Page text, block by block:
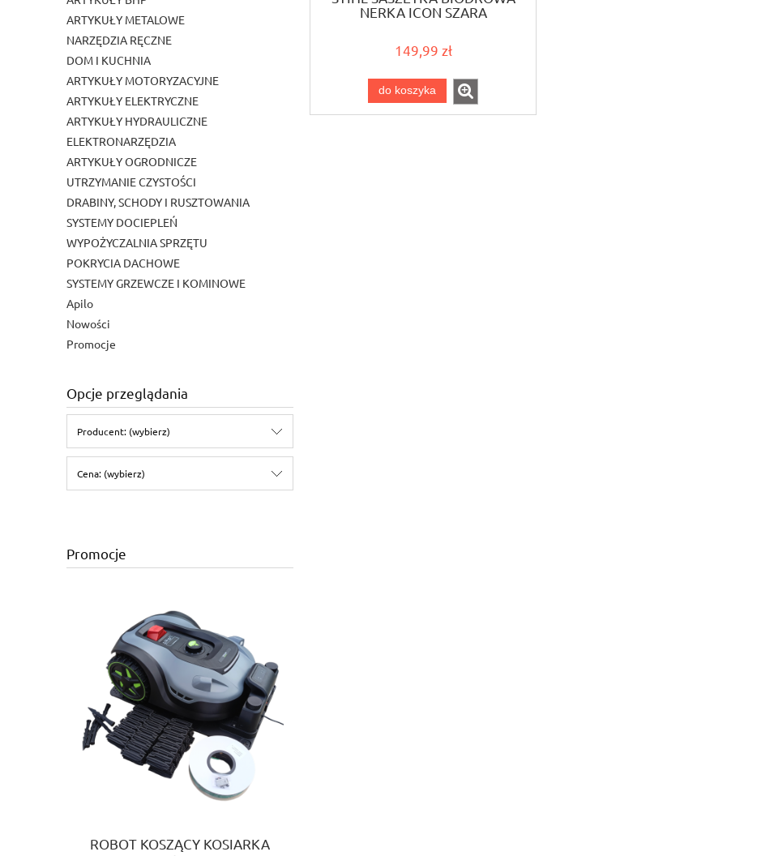
ARTYKUŁY METALOWE
NARZĘDZIA RĘCZNE
DOM I KUCHNIA
ARTYKUŁY MOTORYZACYJNE
ARTYKUŁY ELEKTRYCZNE
ARTYKUŁY HYDRAULICZNE
ELEKTRONARZĘDZIA
ARTYKUŁY OGRODNICZE
UTRZYMANIE CZYSTOŚCI
DRABINY, SCHODY I RUSZTOWANIA
SYSTEMY DOCIEPLEŃ
WYPOŻYCZALNIA SPRZĘTU
POKRYCIA DACHOWE
SYSTEMY GRZEWCZE I KOMINOWE
Apilo
Nowości
Promocje
Opcje przeglądania
Producent: (wybierz)
Cena: (wybierz)
Promocje
ROBOT KOSZĄCY KOSIARKA
NERKA ICON SZARA
149,99 zł
do koszyka